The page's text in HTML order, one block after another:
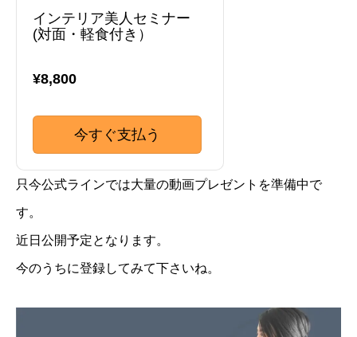
インテリア美人セミナー
(対面・軽食付き）
¥8,800
今すぐ支払う
只今公式ラインでは大量の動画プレゼントを準備中で
す。
近日公開予定となります。
今のうちに登録してみて下さいね。